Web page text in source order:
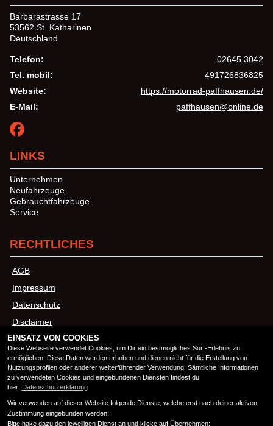
Barbarastrasse 17
53562 St. Katharinen
Deutschland
Telefon:
02645 3042
Tel. mobil:
491726836825
Website:
https://motorrad-paffhausen.de/
E-Mail:
paffhausen@online.de
LINKS
Unternehmen
Neufahrzeuge
Gebrauchtfahrzeuge
Service
RECHTLICHES
AGB
Impressum
Datenschutz
Disclaimer
Barrierefreiheit
ÖFFNUNGSZEITEN
Montag:
08:00 - 18:00
Dienstag:
08:00 - 18:00
EINSATZ VON COOKIES
Diese Webseite verwendet Cookies, um Dir ein bestmögliches Surf-Erlebnis zu
ermöglichen. Diese Daten werden erhoben und dienen nicht für die Erstellung von
Nutzungsprofilen oder anderer weiterführender Verwendung. Sämtliche Informationen
zu verwendeten Cookies und eingebundenen Diensten findest du
hier: Datenschutzerklärung
Wir verwenden auf dieser Website folgende Dienste, welche erst nach deiner aktiven
Zustimmung eingebunden werden.
Bitte hake dazu den jeweiligen Dienst an und klicke auf Übernehmen: